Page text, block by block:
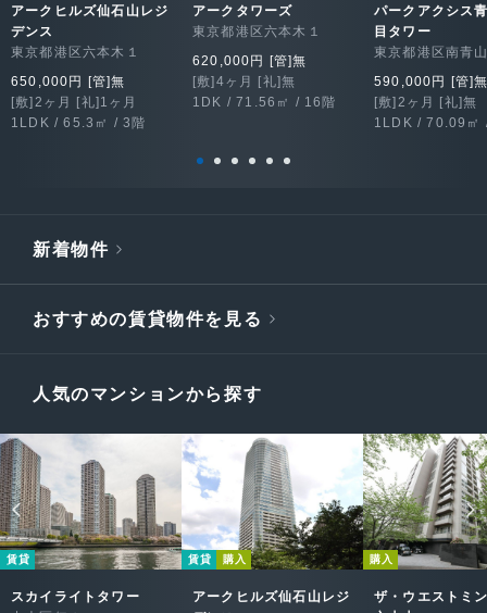
アークヒルズ仙石山レジ
デンス
東京都港区六本木１
650,000円 [管]無
[敷]2ヶ月 [礼]1ヶ月
1LDK / 65.3㎡ / 3階
アークタワーズ
東京都港区六本木１
620,000円 [管]無
[敷]4ヶ月 [礼]無
1DK / 71.56㎡ / 16階
パークアクシス
目タワー
東京都港区南青
590,000円 [管]
[敷]2ヶ月 [礼]無
1LDK / 70.09㎡
新着物件
おすすめの賃貸物件を見る
人気のマンションから探す
賃貸
スカイライトタワー
賃貸 購入
アークヒルズ仙石山レジ
購入
ザ・ウエストミ